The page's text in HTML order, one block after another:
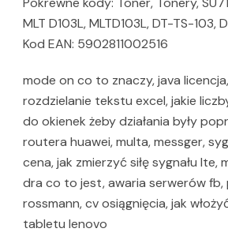
MLT D103L, MLTD103L, DT-TS-103,
Kod EAN: 5902811002516
mode on co to znaczy, java
rozdzielanie tekstu excel, jakie
do okienek żeby działania były
routera huawei, multa, messger,
cena, jak zmierzyć siłę sygnału lte,
dra co to jest, awaria serwerów
rossmann, cv osiągnięcia, jak
tabletu lenovo